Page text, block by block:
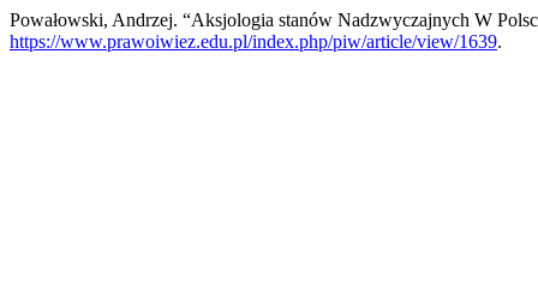
Powałowski, Andrzej. “Aksjologia stanów Nadzwyczajnych W
https://www.prawoiwiez.edu.pl/index.php/piw/article/view/1639.